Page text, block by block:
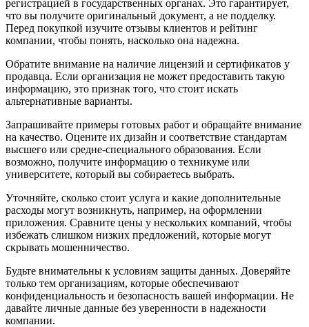
регистрацией в государственных органах. Это гарантирует,
что вы получите оригинальный документ, а не подделку.
Перед покупкой изучите отзывы клиентов и рейтинг
компании, чтобы понять, насколько она надежна.
Обратите внимание на наличие лицензий и сертификатов у
продавца. Если организация не может предоставить такую
информацию, это признак того, что стоит искать
альтернативные варианты.
Запрашивайте примеры готовых работ и обращайте внимание
на качество. Оцените их дизайн и соответствие стандартам
высшего или средне-специального образования. Если
возможно, получите информацию о техникуме или
университете, который вы собираетесь выбрать.
Уточняйте, сколько стоит услуга и какие дополнительные
расходы могут возникнуть, например, на оформлении
приложения. Сравните цены у нескольких компаний, чтобы
избежать слишком низких предложений, которые могут
скрывать мошенничество.
Будьте внимательны к условиям защиты данных. Доверяйте
только тем организациям, которые обеспечивают
конфиденциальность и безопасность вашей информации. Не
давайте личные данные без уверенности в надежности
компании.